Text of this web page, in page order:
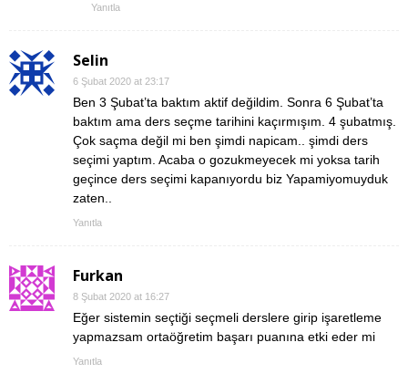
Yanıtla
Selin
6 Şubat 2020 at 23:17
Ben 3 Şubat’ta baktım aktif değildim. Sonra 6 Şubat’ta
baktım ama ders seçme tarihini kaçırmışım. 4 şubatmış.
Çok saçma değil mi ben şimdi napicam.. şimdi ders
seçimi yaptım. Acaba o gozukmeyecek mi yoksa tarih
geçince ders seçimi kapanıyordu biz Yapamiyomuyduk
zaten..
Yanıtla
Furkan
8 Şubat 2020 at 16:27
Eğer sistemin seçtiği seçmeli derslere girip işaretleme
yapmazsam ortaöğretim başarı puanına etki eder mi
Yanıtla